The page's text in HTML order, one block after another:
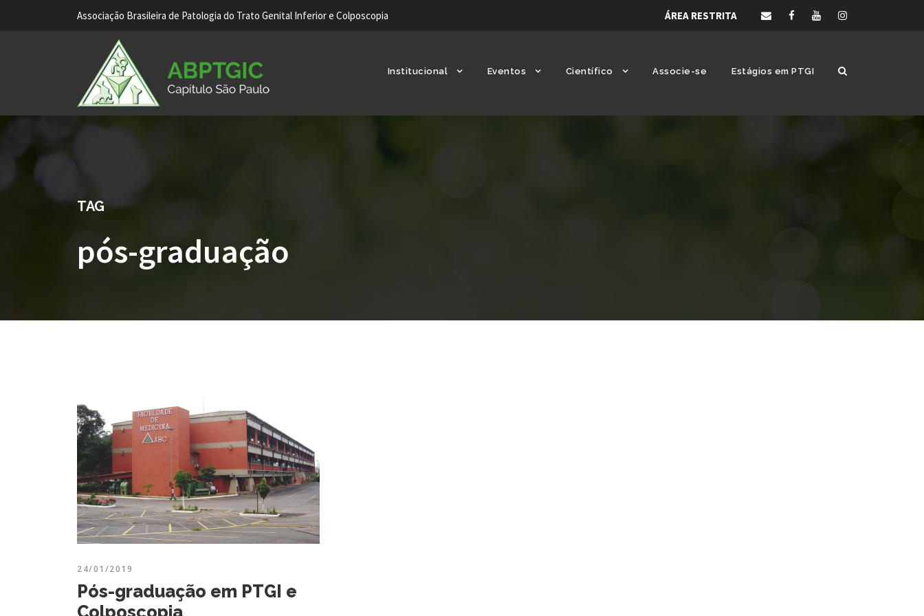
Associação Brasileira de Patologia do Trato Genital Inferior e Colposcopia ÁREA RESTRITA
Institucional Eventos Científico Associe-se Estágios em PTGI
TAG
pós-graduação
24/01/2019
Pós-graduação em PTGI e
Colposcopia